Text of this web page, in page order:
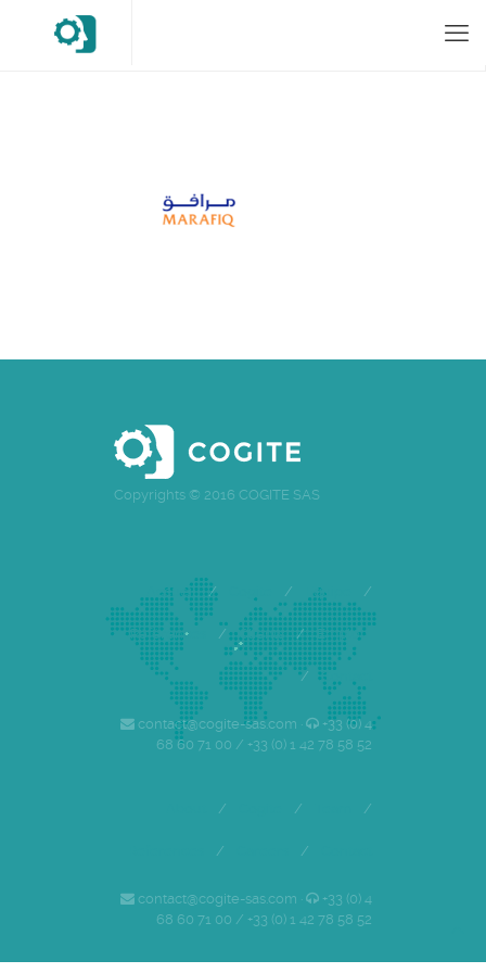
Copyrights © 2016 COGITE SAS
Accueil / / Equipe /
Références / Clients / Emploi
/ Contact
contact@cogite-sas.com ·
+33 (0) 4
68 60 71 00 / +33 (0) 1 42 78 58 52
/ / /
/ /
contact@cogite-sas.com ·
+33 (0) 4
68 60 71 00 / +33 (0) 1 42 78 58 52